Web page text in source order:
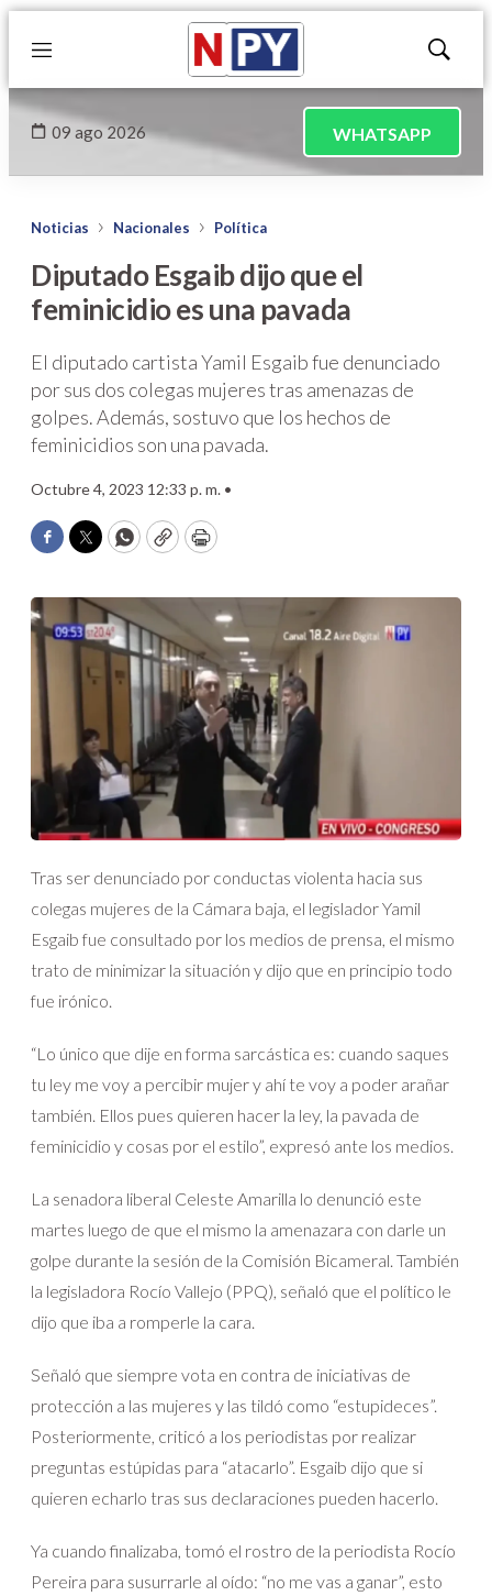
Menú
Mostrar
09 ago 2026 WHATSAPP
Noticias Nacionales Política
Diputado Esgaib dijo que el
feminicidio es una pavada
El diputado cartista Yamil Esgaib fue denunciado
por sus dos colegas mujeres tras amenazas de
golpes. Además, sostuvo que los hechos de
feminicidios son una pavada.
Octubre 4, 2023 12:33 p. m. •
Facebook
TwitterWhatsApp
CopyPrint
Tras ser denunciado por conductas violenta hacia sus
colegas mujeres de la Cámara baja, el legislador Yamil
Esgaib fue consultado por los medios de prensa, el mismo
trato de minimizar la situación y dijo que en principio todo
fue irónico.
“Lo único que dije en forma sarcástica es: cuando saques
tu ley me voy a percibir mujer y ahí te voy a poder arañar
también. Ellos pues quieren hacer la ley, la pavada de
feminicidio y cosas por el estilo”, expresó ante los medios.
La senadora liberal Celeste Amarilla lo denunció este
martes luego de que el mismo la amenazara con darle un
golpe durante la sesión de la Comisión Bicameral. También
la legisladora Rocío Vallejo (PPQ), señaló que el político le
dijo que iba a romperle la cara.
Señaló que siempre vota en contra de iniciativas de
protección a las mujeres y las tildó como “estupideces”.
Posteriormente, criticó a los periodistas por realizar
preguntas estúpidas para “atacarlo”. Esgaib dijo que si
quieren echarlo tras sus declaraciones pueden hacerlo.
Ya cuando finalizaba, tomó el rostro de la periodista Rocío
Pereira para susurrarle al oído: “no me vas a ganar”, esto